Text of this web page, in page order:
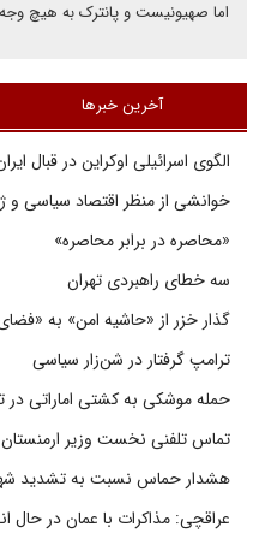
اما صهیونیست و پانترک به هیچ وجه
آخرین خبرها
الگوی اسرائیلی اوکراین در قبال
خوانشی از منظر اقتصاد سیاسی و
«محاصره در برابر محاصره»
سه خطای راهبردی تهران
گذار خزر از «حاشیه امن» به
ترامپ گرفتار در شن‌زار سیاسی
حمله موشکی به کشتی اماراتی در
تماس تلفنی نخست وزیر ارمنستان
هشدار حماس نسبت به تشدید
عراقچی: مذاکرات با عمان در حال